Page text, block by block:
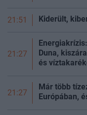
21:51 Kiderült,
21:27
Duna,
és
21:27
Már több
Európában,